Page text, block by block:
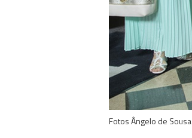
Fotos Ângelo de Sousa